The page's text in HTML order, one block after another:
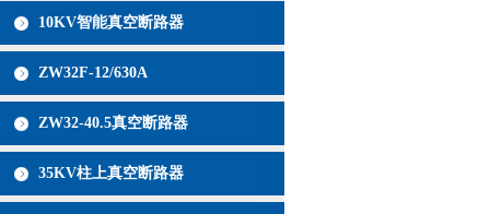
10KV智能真空断路器
ZW32F-12/630A
ZW32-40.5真空断路器
35KV柱上真空断路器